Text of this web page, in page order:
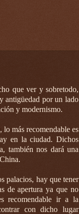
que ver y sobretodo,
antigüedad por un lado
y modernismo.
más recomendable es
en la ciudad. Dichos
también nos dará una
palacios, hay que tener
de apertura ya que no
recomendable ir a la
con dicho lugar